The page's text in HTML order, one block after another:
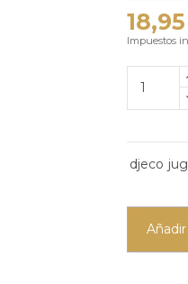
Impuestos
djeco